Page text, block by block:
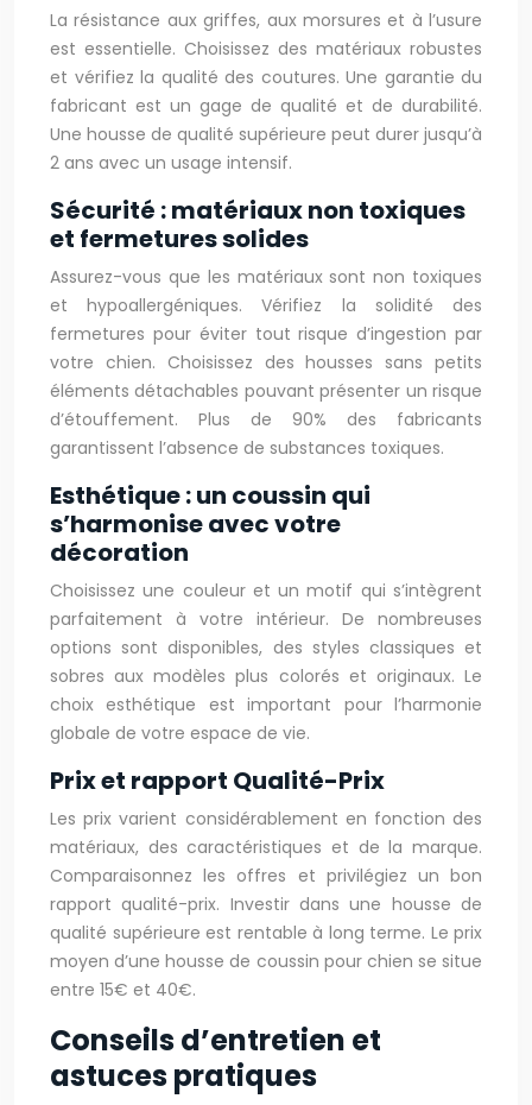
La résistance aux griffes, aux morsures et à l’usure
est essentielle. Choisissez des matériaux robustes
et vérifiez la qualité des coutures. Une garantie du
fabricant est un gage de qualité et de durabilité.
Une housse de qualité supérieure peut durer jusqu’à
2 ans avec un usage intensif.
Sécurité : matériaux non toxiques
et fermetures solides
Assurez-vous que les matériaux sont non toxiques
et hypoallergéniques. Vérifiez la solidité des
fermetures pour éviter tout risque d’ingestion par
votre chien. Choisissez des housses sans petits
éléments détachables pouvant présenter un risque
d’étouffement. Plus de 90% des fabricants
garantissent l’absence de substances toxiques.
Esthétique : un coussin qui
s’harmonise avec votre
décoration
Choisissez une couleur et un motif qui s’intègrent
parfaitement à votre intérieur. De nombreuses
options sont disponibles, des styles classiques et
sobres aux modèles plus colorés et originaux. Le
choix esthétique est important pour l’harmonie
globale de votre espace de vie.
Prix et rapport Qualité-Prix
Les prix varient considérablement en fonction des
matériaux, des caractéristiques et de la marque.
Comparaisonnez les offres et privilégiez un bon
rapport qualité-prix. Investir dans une housse de
qualité supérieure est rentable à long terme. Le prix
moyen d’une housse de coussin pour chien se situe
entre 15€ et 40€.
Conseils d’entretien et
astuces pratiques